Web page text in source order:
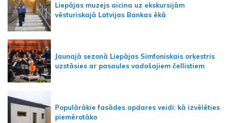
Liepājas muzejs aicina uz ekskursijām
vēsturiskajā Latvijas Bankas ēkā
Jaunajā sezonā Liepājas Simfoniskais orķestris
uzstāsies ar pasaules vadošajiem čellistiem
Populārākie fasādes apdares veidi: kā izvēlēties
piemērotāko